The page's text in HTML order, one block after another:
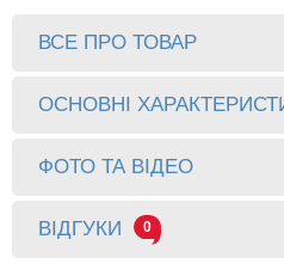
ВСЕ ПРО ТОВАР
ОСНОВНІ
ФОТО ТА ВІДЕО
ВІДГУКИ 0